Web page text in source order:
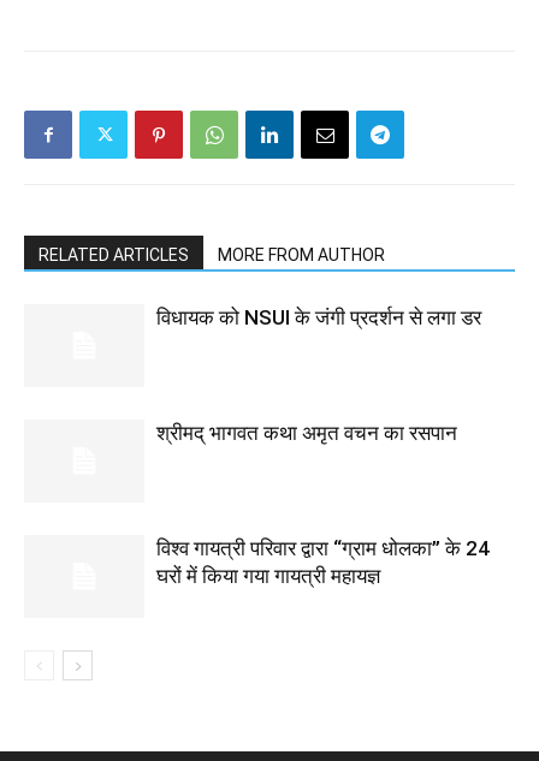
RELATED ARTICLES MORE FROM AUTHOR
विधायक को NSUI के जंगी प्रदर्शन से लगा डर
श्रीमद् भागवत कथा अमृत वचन का रसपान
विश्व गायत्री परिवार द्वारा “ग्राम धोलका” के 24
घरों में किया गया गायत्री महायज्ञ